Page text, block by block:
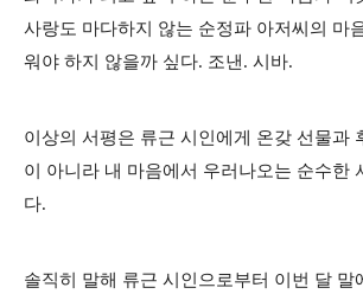
사랑도 마다하지 않는 순정파 아저씨의 마
워야 하지 않을까 싶다. 조낸. 시바.
이상의 서평은 류근 시인에게 온갖 선물과
이 아니라 내 마음에서 우러나오는 순수한
다.
솔직히 말해 류근 시인으로부터 이번 달 말